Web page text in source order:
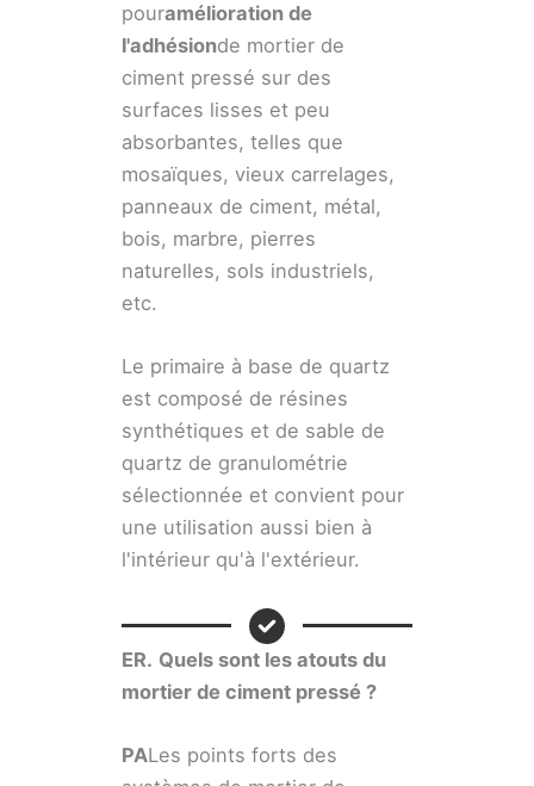
pouramélioration de
l'adhésionde mortier de
ciment pressé sur des
surfaces lisses et peu
absorbantes, telles que
mosaïques, vieux carrelages,
panneaux de ciment, métal,
bois, marbre, pierres
naturelles, sols industriels,
etc.
Le primaire à base de quartz
est composé de résines
synthétiques et de sable de
quartz de granulométrie
sélectionnée et convient pour
une utilisation aussi bien à
l'intérieur qu'à l'extérieur.
ER. Quels sont les atouts du
mortier de ciment pressé ?
PALes points forts des